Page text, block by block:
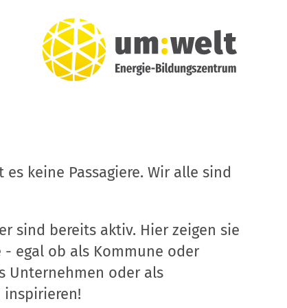
keine Passagiere. Wir alle sind
sind bereits aktiv. Hier zeigen sie
egal ob als Kommune oder
Unternehmen oder als
inspirieren!